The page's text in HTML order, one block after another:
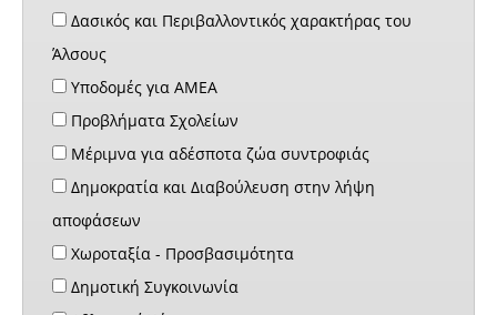
Δασικός και Περιβαλλοντικός χαρακτήρας του
Άλσους
Υποδομές για ΑΜΕΑ
Προβλήματα Σχολείων
Μέριμνα για αδέσποτα ζώα συντροφιάς
Δημοκρατία και Διαβούλευση στην λήψη
αποφάσεων
Χωροταξία - Προσβασιμότητα
Δημοτική Συγκοινωνία